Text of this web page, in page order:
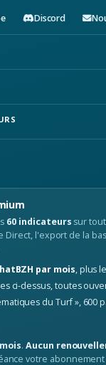
Discord
60 indicateurs sur
Direct, l'export de la
par mois, plus
ci-dessus, toutes
du Turf », 600
.Aucun
votre